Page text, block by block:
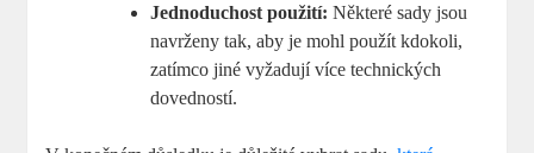
Jednoduchost použití: Některé sady jsou
navrženy tak, aby je mohl použít kdokoli,
⁣zatímco jiné vyžadují více technických
dovedností.